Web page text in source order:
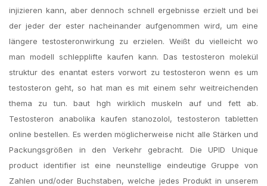
injizieren kann, aber dennoch schnell ergebnisse erzielt und bei
der jeder der ester nacheinander aufgenommen wird, um eine
längere testosteronwirkung zu erzielen. Weißt du vielleicht wo
man modell schlepplifte kaufen kann. Das testosteron molekül
struktur des enantat esters vorwort zu testosteron wenn es um
testosteron geht, so hat man es mit einem sehr weitreichenden
thema zu tun. baut hgh wirklich muskeln auf und fett ab.
Testosteron anabolika kaufen stanozolol, testosteron tabletten
online bestellen. Es werden möglicherweise nicht alle Stärken und
Packungsgrößen in den Verkehr gebracht. Die UPID Unique
product identifier ist eine neunstellige eindeutige Gruppe von
Zahlen und/oder Buchstaben, welche jedes Produkt in unserem